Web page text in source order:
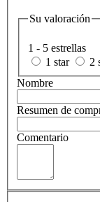
Su valoración
1 - 5 estrellas
1 star
2
Nombre
Resumen de
Comentario